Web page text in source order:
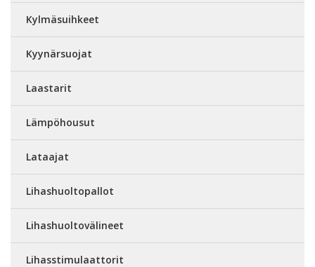
Kylmäsuihkeet
Kyynärsuojat
Laastarit
Lämpöhousut
Lataajat
Lihashuoltopallot
Lihashuoltovälineet
Lihasstimulaattorit